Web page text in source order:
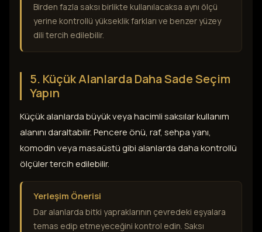
Birden fazla saksı birlikte kullanılacaksa aynı ölçü
yerine kontrollü yükseklik farkları ve benzer yüzey
dili tercih edilebilir.
5. Küçük Alanlarda Daha Sade Seçim
Yapın
Küçük alanlarda büyük veya hacimli saksılar kullanım
alanını daraltabilir. Pencere önü, raf, sehpa yanı,
komodin veya masaüstü gibi alanlarda daha kontrollü
ölçüler tercih edilebilir.
Yerleşim Önerisi
Dar alanlarda bitki yapraklarının çevredeki eşyalara
temas edip etmeyeceğini kontrol edin. Saksı